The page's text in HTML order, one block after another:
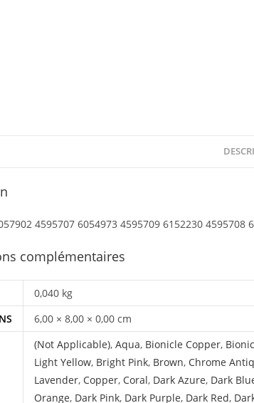
4595707 6054973 4595709 6152230 4595708
complémentaires
0,040 kg
6,00 × 8,00 × 0,00 cm
(Not Applicable), Aqua, Bionicle Copper,
Light Yellow, Bright Pink, Brown, Chrome
Lavender, Copper, Coral, Dark Azure, Dark
Orange, Dark Pink, Dark Purple, Dark Red,